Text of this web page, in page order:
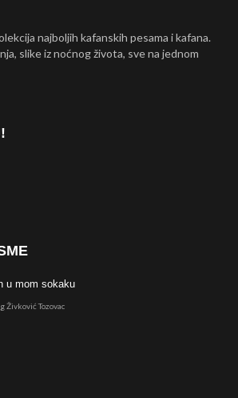
najboljih kafanskih pesama i kafana.
slike iz noćnog života, sve na jednom
u mom sokaku
Živković Tozovac